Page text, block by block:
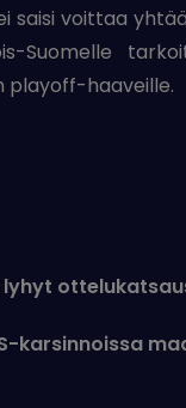
saisi voittaa
Suomelle
playoff-haaveille.
karsinnoissa